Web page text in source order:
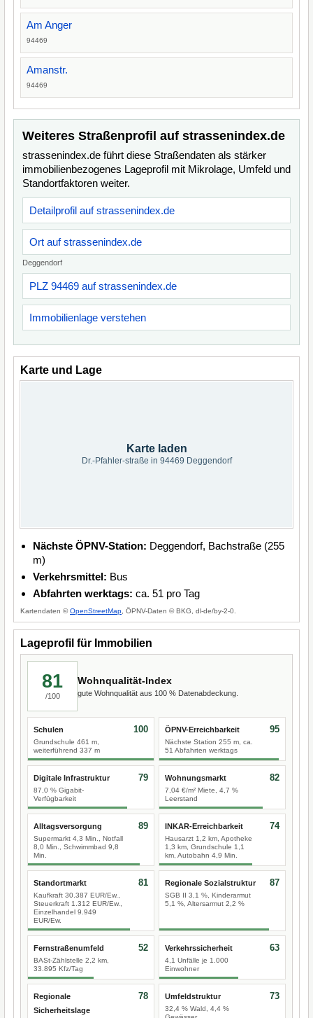
Am Anger
94469
Amanstr.
94469
Weiteres Straßenprofil auf strassenindex.de
strassenindex.de führt diese Straßendaten als stärker
immobilienbezogenes Lageprofil mit Mikrolage, Umfeld und
Standortfaktoren weiter.
Detailprofil auf strassenindex.de
Ort auf strassenindex.de
Deggendorf
PLZ 94469 auf strassenindex.de
Immobilienlage verstehen
Karte und Lage
Karte laden
Dr.-Pfahler-straße in 94469 Deggendorf
Nächste ÖPNV-Station: Deggendorf, Bachstraße (255
m)
Verkehrsmittel: Bus
Abfahrten werktags: ca. 51 pro Tag
Kartendaten ©OpenStreetMap , ÖPNV-Daten © BKG, dl-de/by-2-0.
Lageprofil für Immobilien
81
/100
Wohnqualität-Index
gute Wohnqualität aus 100 % Datenabdeckung.
Schulen
Grundschule 461 m,
weiterführend 337 m
100 ÖPNV-Erreichbarkeit
Nächste Station 255 m, ca.
51 Abfahrten werktags
95
Digitale Infrastruktur
87,0 % Gigabit-
Verfügbarkeit
79 Wohnungsmarkt
7,04 €/m² Miete, 4,7 %
Leerstand
82
Alltagsversorgung
Supermarkt 4,3 Min., Notfall
8,0 Min., Schwimmbad 9,8
Min.
89 INKAR-Erreichbarkeit
Hausarzt 1,2 km, Apotheke
1,3 km, Grundschule 1,1
km, Autobahn 4,9 Min.
74
Standortmarkt
Kaufkraft 30.387 EUR/Ew.,
Steuerkraft 1.312 EUR/Ew.,
Einzelhandel 9.949
EUR/Ew.
81 Regionale Sozialstruktur
SGB II 3,1 %, Kinderarmut
5,1 %, Altersarmut 2,2 %
87
Fernstraßenumfeld
BASt-Zählstelle 2,2 km,
33.895 Kfz/Tag
52 Verkehrssicherheit
4,1 Unfälle je 1.000
Einwohner
63
Regionale
Sicherheitslage
78 Umfeldstruktur
32,4 % Wald, 4,4 %
73